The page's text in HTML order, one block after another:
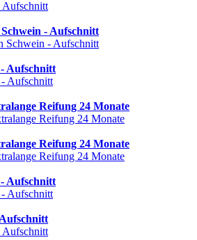
- Aufschnitt
Aufschnitt
Reifung 24 Monate
Reifung 24 Monate
Aufschnitt